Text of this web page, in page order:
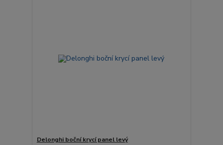
Delonghi boční krycí panel levý